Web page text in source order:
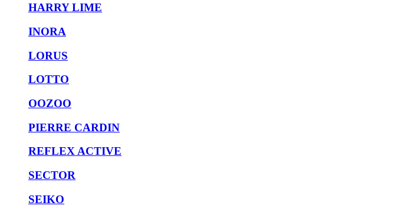
HARRY LIME
INORA
LORUS
LOTTO
OOZOO
PIERRE CARDIN
REFLEX ACTIVE
SECTOR
SEIKO